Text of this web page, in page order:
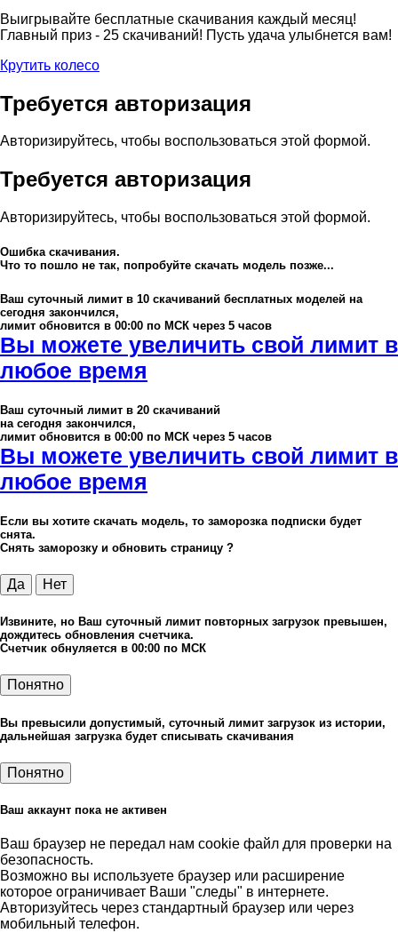
Выигрывайте бесплатные скачивания каждый месяц!
Главный приз - 25 скачиваний! Пусть удача улыбнется вам!
Крутить колесо
Требуется авторизация
Авторизируйтесь, чтобы воспользоваться этой формой.
Требуется авторизация
Авторизируйтесь, чтобы воспользоваться этой формой.
Ошибка скачивания.
Что то пошло не так, попробуйте скачать модель позже...
Ваш суточный лимит в 10 скачиваний бесплатных моделей на
сегодня закончился,
лимит обновится в 00:00 по МСК через 5 часов
Вы можете увеличить свой лимит в
любое время
Ваш суточный лимит в 20 скачиваний
на сегодня закончился,
лимит обновится в 00:00 по МСК через 5 часов
Вы можете увеличить свой лимит в
любое время
Если вы хотите скачать модель, то заморозка подписки будет
снята.
Снять заморозку и обновить страницу ?
Да Нет
Извините, но Ваш суточный лимит повторных загрузок превышен,
дождитесь обновления счетчика.
Счетчик обнуляется в 00:00 по МСК
Понятно
Вы превысили допустимый, суточный лимит загрузок из истории,
дальнейшая загрузка будет списывать скачивания
Понятно
Ваш аккаунт пока не активен
Ваш браузер не передал нам cookie файл для проверки на
безопасность.
Возможно вы используете браузер или расширение
которое ограничивает Ваши "следы" в интернете.
Авторизуйтесь через стандартный браузер или через
мобильный телефон.